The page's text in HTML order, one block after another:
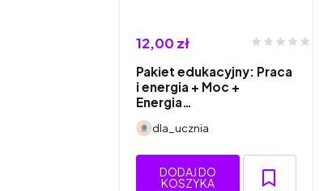
12,00 zł
Pakiet edukacyjny: Praca
i energia + Moc +
Energia…
dla_ucznia
DODAJ DO
KOSZYKA